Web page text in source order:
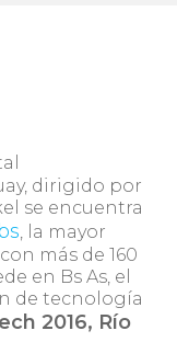
dirigido por
se encuentra
, la mayor
más de 160
en Bs As, el
de tecnología
2016, Río